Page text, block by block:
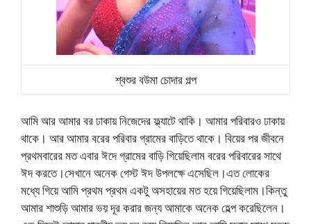
শ্বশুর বউমা চোদার গল্প
আমি আর আমার বর ঢাকায় নিজেদের ফ্ল্যাটে থাকি। আমার পরিবারও ঢাকায়
থাকে। আর আমার বরের পরিবার গ্রামের বাড়িতে থাকে। বিয়ের পর জীবনে
প্রথমবারের মত এবার ঈদে গ্রামের বাড়ি গিয়েছিলাম বরের পরিবারের সাথে
ঈদ করতে।সেখানে অনেক গেস্ট ঈদ উপলক্ষে এসেছিল।এত লোকের
মধ্যে গিয়ে আমি প্রথম প্রথম একটু অসহায়ের মত হয়ে গিয়েছিলাম।কিন্তু
আমার শাশুড়ি আমার ভয় দূর করার জন্য আমাকে অনেক হেল্প করেছিলেন।